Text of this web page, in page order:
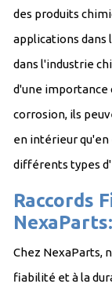
des produits
applications dans
dans l'industrie
d'une importance
corrosion, ils
en intérieur qu'en
différents types
Raccords
Chez NexaParts,
fiabilité et à la